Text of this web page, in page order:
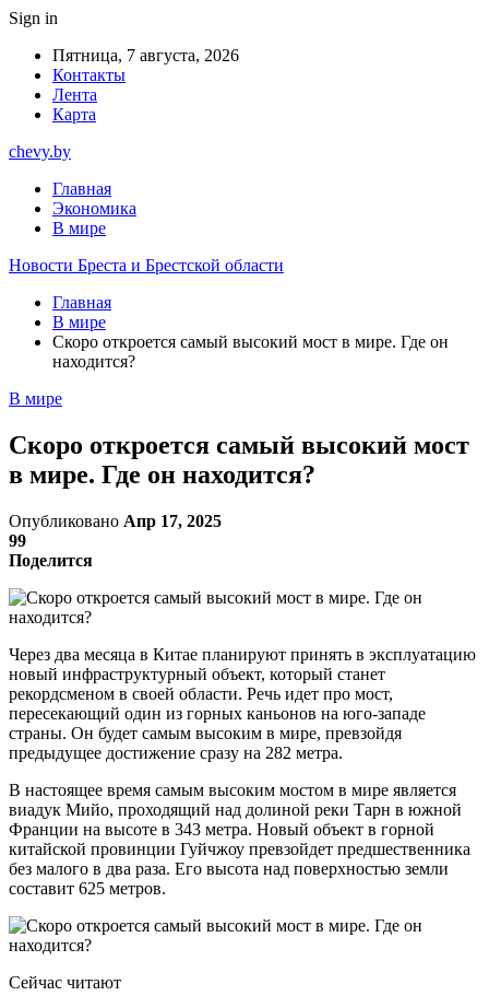
Sign in
Пятница, 7 августа, 2026
Контакты
Лента
Карта
chevy.by
Главная
Экономика
В мире
Новости Бреста и Брестской области
Главная
В мире
Скоро откроется самый высокий мост в мире. Где он
находится?
В мире
Скоро откроется самый высокий мост
в мире. Где он находится?
Опубликовано Апр 17, 2025
99
Поделится
Через два месяца в Китае планируют принять в эксплуатацию
новый инфраструктурный объект, который станет
рекордсменом в своей области. Речь идет про мост,
пересекающий один из горных каньонов на юго-западе
страны. Он будет самым высоким в мире, превзойдя
предыдущее достижение сразу на 282 метра.
В настоящее время самым высоким мостом в мире является
виадук Мийо, проходящий над долиной реки Тарн в южной
Франции на высоте в 343 метра. Новый объект в горной
китайской провинции Гуйчжоу превзойдет предшественника
без малого в два раза. Его высота над поверхностью земли
составит 625 метров.
Сейчас читают